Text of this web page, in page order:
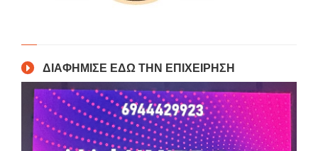
ΔΙΑΦΗΜΙΣΕ ΕΔΩ ΤΗΝ ΕΠΙΧΕΙΡΗΣΗ